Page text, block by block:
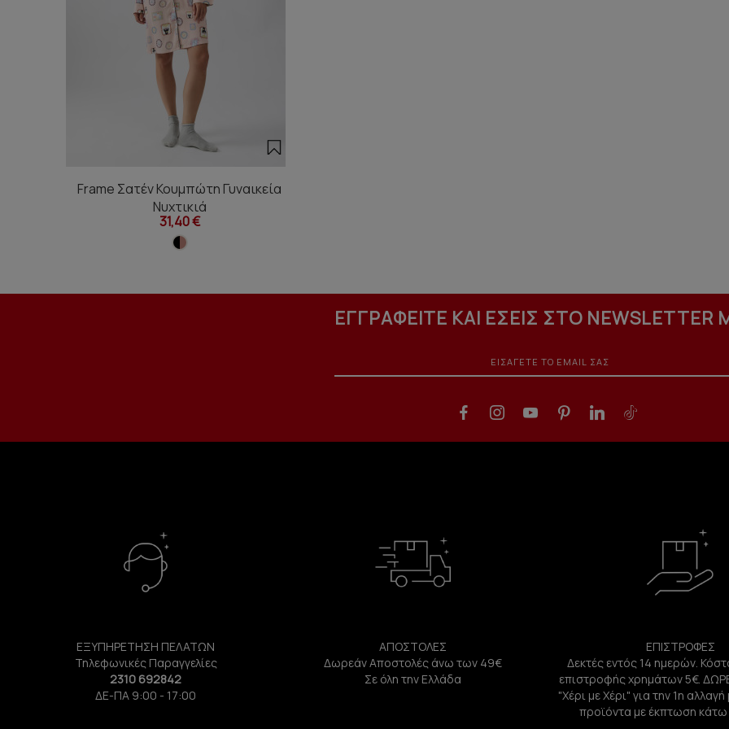
Frame Σατέν Κουμπώτη Γυναικεία
Νυχτικιά
31,40 €
ΕΓΓΡΑΦΕΙΤΕ ΚΑΙ ΕΣΕΙΣ ΣΤΟ NEWSLETTER
ΕΞΥΠΗΡΕΤΗΣΗ ΠΕΛΑΤΩΝ
Τηλεφωνικές Παραγγελίες
2310 692842
ΔΕ-ΠΑ 9:00 - 17:00
ΑΠΟΣΤΟΛΕΣ
Δωρεάν Αποστολές άνω των 49€
Σε όλη την Ελλάδα
ΕΠΙΣΤΡΟΦΕΣ
Δεκτές εντός 14 ημερών.
επιστροφής χρημάτων 5€.
"Χέρι με Χέρι" για την 1η
προϊόντα με έκπτωση